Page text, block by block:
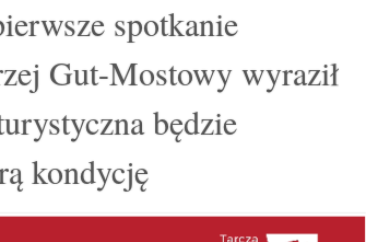
spotkanie
Gut-Mostowy wyraził
będzie
kondycję